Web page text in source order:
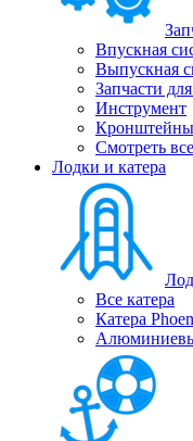
Впускная
Выпускная
Запчасти
Инструмент
Кронштейны
Смотреть все
Лодки и катера
Все катера
Катера